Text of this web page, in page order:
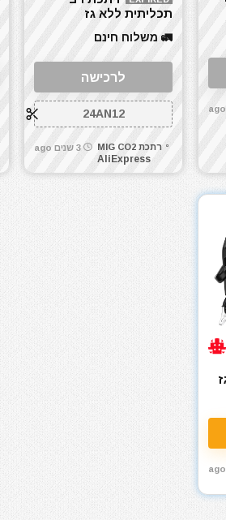
תכליתית ללא גז
MIG TIG MMA
🚛 משלוח חינם
לרכישה
24AN12
רתכת MIG CO2
AliExpress
3 שנים ago